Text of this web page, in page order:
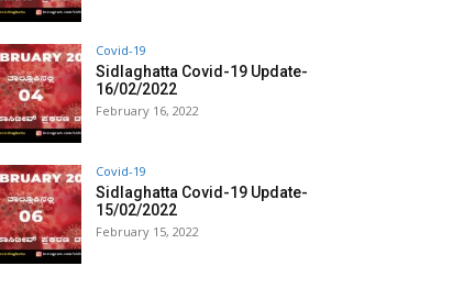
Covid-19
Sidlaghatta Covid-19 Update-
16/02/2022
February 16, 2022
Covid-19
Sidlaghatta Covid-19 Update-
15/02/2022
February 15, 2022